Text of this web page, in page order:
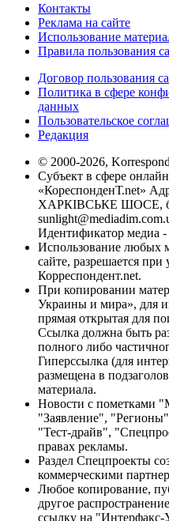
Контакты
Реклама на сайте
Использование
Правила пользования
Договор пользования
Политика в сфере
данных
Пользовательское
Редакция
© 2000-2026,
Субъект в сфере
«КореспонденТ.net»
ХАРКІВСЬКЕ ШОСЕ,
Идентификатор медиа -
Использование любых
сайте, разрешается
Корреспондент.net.
При копировании
Украины и мира», для
прямая открытая для
Ссылка должна быть
полного либо
Гиперссылка (для
размещена в
материала.
Новости с пометками
"Заявление",
"Тест-драйв",
правах рекламы.
Раздел Спецпроекты
коммерческими
Любое копирование,
другое
ссылку на "Интерфакс-